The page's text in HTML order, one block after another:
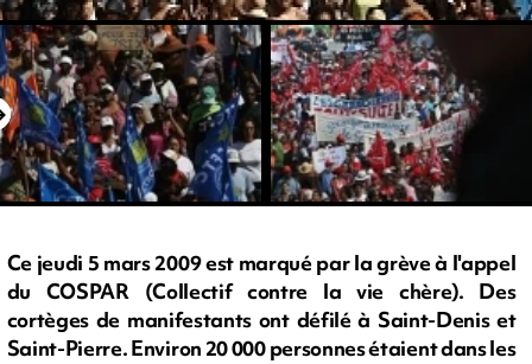
Ce jeudi 5 mars 2009 est marqué par la grève à l'appel
du COSPAR (Collectif contre la vie chère). Des
cortèges de manifestants ont défilé à Saint-Denis et
Saint-Pierre. Environ 20 000 personnes étaient dans les